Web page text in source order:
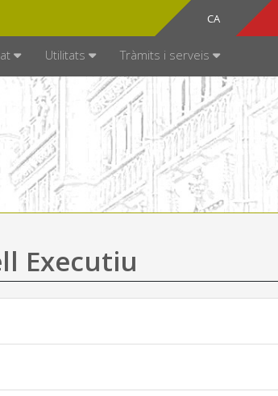
CA
ES
Utilitats Tràmits i serveis
Executiu